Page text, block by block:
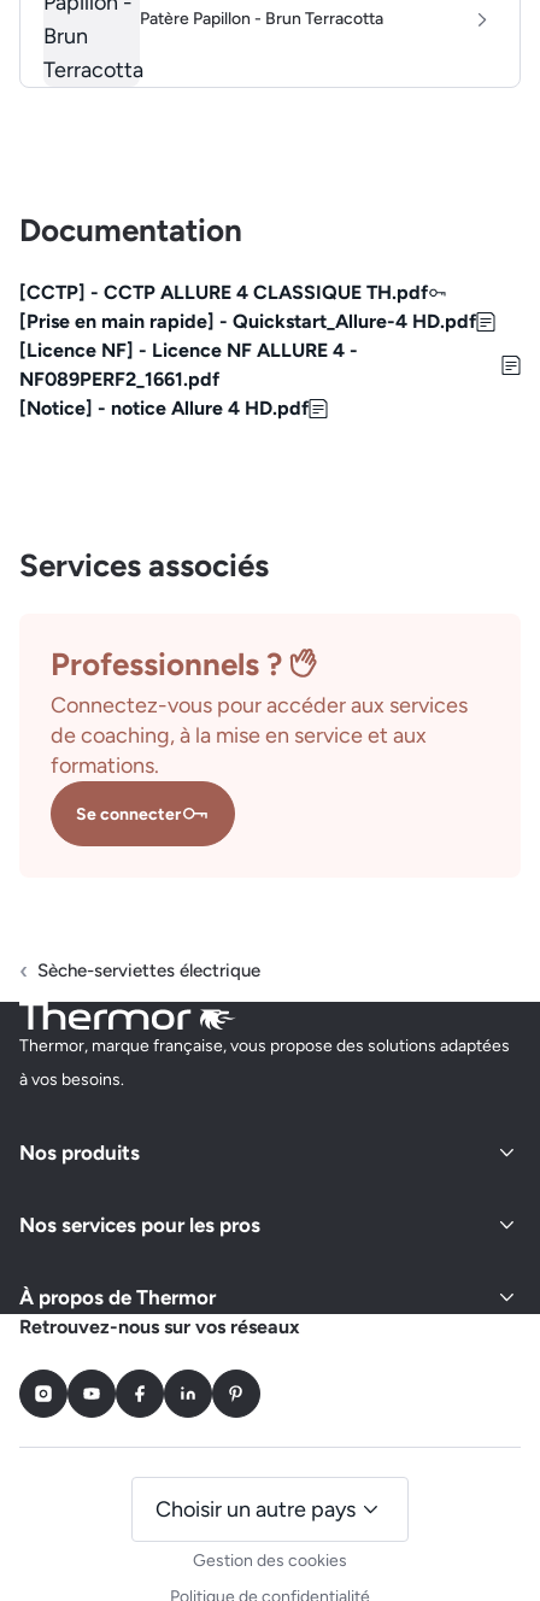
Patère Papillon - Brun Terracotta
Documentation
[CCTP] - CCTP ALLURE 4 CLASSIQUE TH.pdf
[Prise en main rapide] - Quickstart_Allure-4 HD.pdf
[Licence NF] - Licence NF ALLURE 4 -
NF089PERF2_1661.pdf
[Notice] - notice Allure 4 HD.pdf
Services associés
Professionnels ?
Connectez-vous pour accéder aux services
de coaching, à la mise en service et aux
formations.
Se connecter
Sèche-serviettes électrique
Thermor, marque française, vous propose des solutions adaptées
à vos besoins.
Nos produits
Nos services pour les pros
À propos de Thermor
Retrouvez-nous sur vos réseaux
InstagramYoutubeFacebookLinkedInPinterest
Gestion des cookies
Politique de confidentialité
Choisir un autre pays